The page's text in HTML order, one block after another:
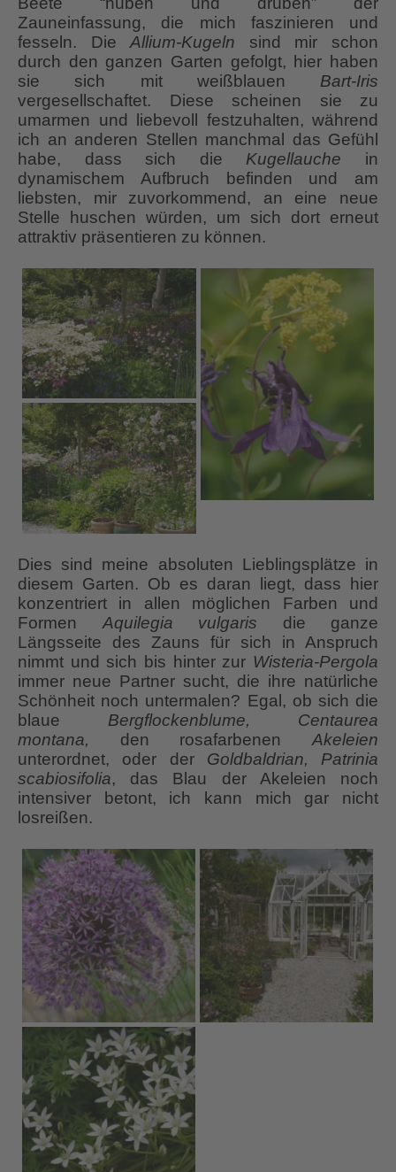
Zauneinfassung, die mich faszinieren und
fesseln. DieAllium-Kugeln sind mir schon
durch den ganzen Garten gefolgt, hier haben
sie sich mit weißblauen Bart-Iris
vergesellschaftet. Diese scheinen sie zu
umarmen und liebevoll festzuhalten, während
ich an anderen Stellen manchmal das Gefühl
habe, dass sich die Kugellauche in
dynamischem Aufbruch befinden und am
liebsten, mir zuvorkommend, an eine neue
Stelle huschen würden, um sich dort erneut
attraktiv präsentieren zu können.
Dies sind meine absoluten Lieblingsplätze in
diesem Garten. Ob es daran liegt, dass hier
konzentriert in allen möglichen Farben und
Formen Aquilegia vulgaris die ganze
Längsseite des Zauns für sich in Anspruch
nimmt und sich bis hinter zur Wisteria-Pergola
immer neue Partner sucht, die ihre natürliche
Schönheit noch untermalen? Egal, ob sich die
blaue Bergflockenblume, Centaurea
montana, den rosafarbenen Akeleien
unterordnet, oder der Goldbaldrian, Patrinia
scabiosifolia, das Blau der Akeleien noch
intensiver betont, ich kann mich gar nicht
losreißen.